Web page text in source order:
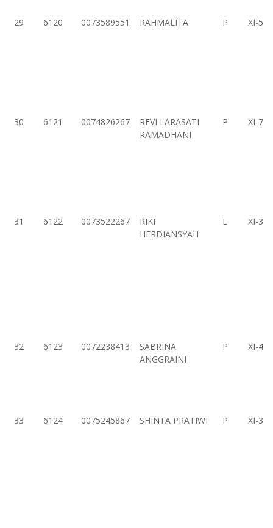
29 6120 0073589551 RAHMALITA P XI-5
30 6121 0074826267
REVI LARASATI
RAMADHANI
P XI-7
31 6122 0073522267
RIKI
HERDIANSYAH
L XI-3
32 6123 0072238413
SABRINA
ANGGRAINI
P XI-4
33 6124 0075245867 SHINTA PRATIWI P XI-3